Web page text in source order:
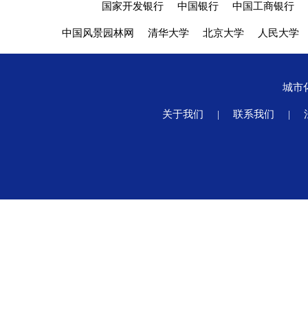
国家开发银行 中国银行 中国工商银行
中国风景园林网 清华大学 北京大学 人民大学
城市
关于我们 | 联系我们 |